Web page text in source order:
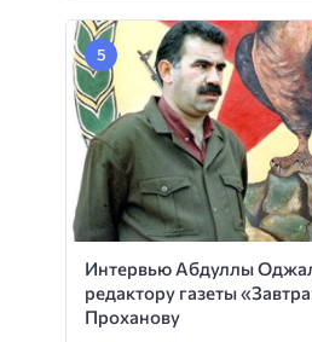
Интервью Абдуллы
редактору газеты
Проханову